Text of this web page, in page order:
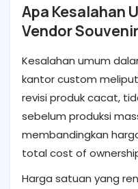
Apa Kesalahan
Vendor
Kesalahan umum
kantor custom
revisi produk cacat,
sebelum produksi
membandingkan
total cost of
Harga satuan yang